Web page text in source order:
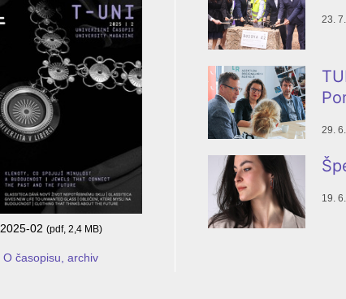
2025-02 (pdf, 2,4 MB)
O časopisu, archiv
23.
29.
19.